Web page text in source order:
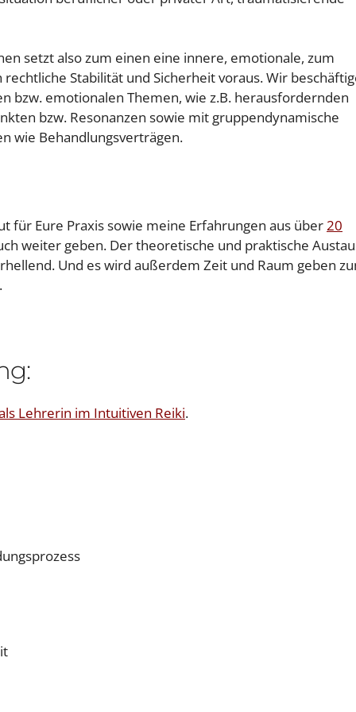
setzt also zum einen eine innere, emotionale, zum
Stabilität und Sicherheit voraus. Wir
bzw. emotionalen Themen, wie z.B. herausfordernden
bzw. Resonanzen sowie mit gruppendynamische
wie Behandlungsverträgen.
für Eure Praxis sowie meine Erfahrungen aus über20
weiter geben. Der theoretische und praktische
Und es wird außerdem Zeit und Raum geben
Lehrerin im Intuitiven Reiki.